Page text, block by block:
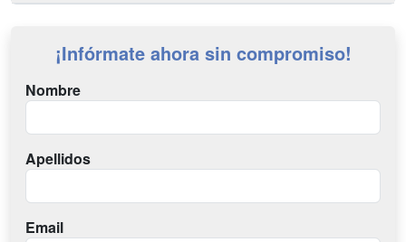
¡Infórmate ahora sin compromiso!
Nombre
Apellidos
Email